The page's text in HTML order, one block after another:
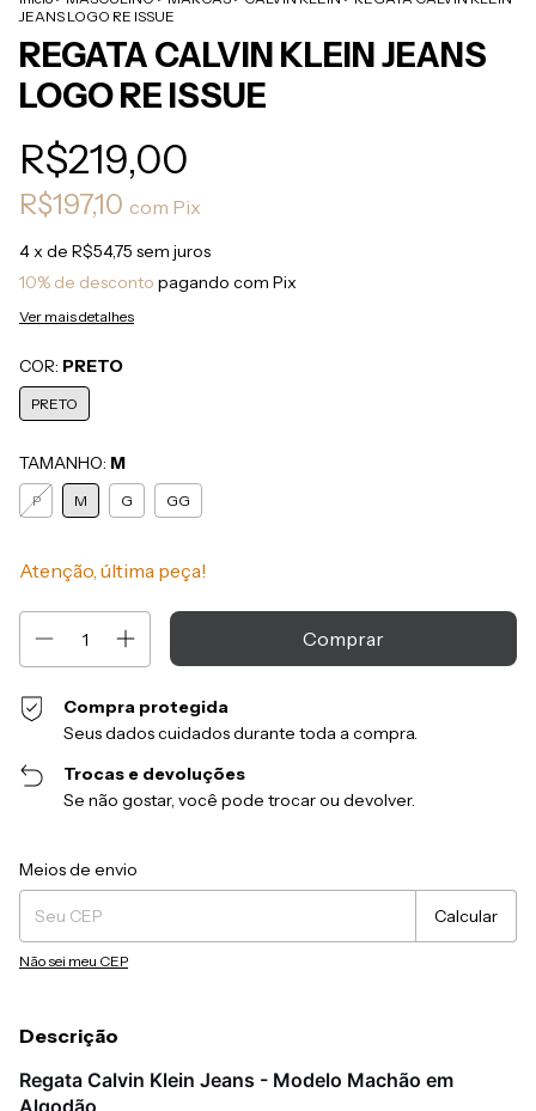
JEANS LOGO RE ISSUE
REGATA CALVIN KLEIN JEANS
LOGO RE ISSUE
R$219,00
R$197,10 com Pix
4x de R$54,75 sem juros
10% de desconto pagando com Pix
Ver mais detalhes
COR: PRETO
PRETO
TAMANHO: M
P M G GG
Atenção, última peça!
Compra protegida
Seus dados cuidados durante toda a compra.
Trocas e devoluções
Se não gostar, você pode trocar ou devolver.
Entregas para o CEP:
Meios de envio
Calcular
Não sei meu CEP
Descrição
Regata Calvin Klein Jeans - Modelo Machão em